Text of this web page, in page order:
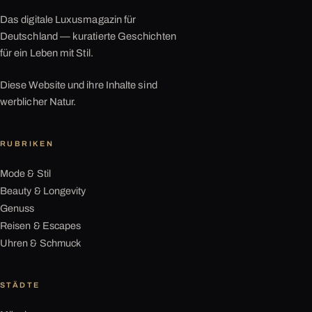
Das digitale Luxusmagazin für
Deutschland — kuratierte Geschichten
für ein Leben mit Stil.
Diese Website und ihre Inhalte sind
werblicher Natur.
RUBRIKEN
Mode & Stil
Beauty & Longevity
Genuss
Reisen & Escapes
Uhren & Schmuck
STÄDTE